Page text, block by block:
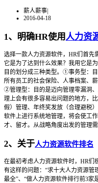
薪人薪事|
2016-04-18
1、明确HR使用 人力资
选择一款人力资源软件，HR们首先
它是为了达到什么效果？我用它是
目的划分成三种类型。①事务型：
所有员工的社会保险、人事档案、
②管理型：目的是迈向管理零漏洞
理上会有很多容易出问题的地方，
假）管理、年终奖发放（合理避税
软件上进行系统地管理，将会使工
才、留才。从战略角度出发的管理需
2、关于人力资源软件排名
在最初考虑人力资源软件时，HR们
有这样的问题：“求十大人力资源管
最全”、“做人力资源软件排行前3家